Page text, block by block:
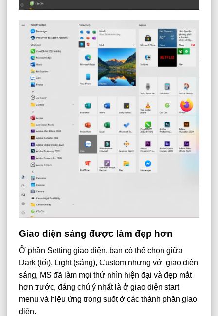
Giao diện sáng được làm đẹp hơn
Ở phần Setting giao diện, bạn có thể chọn giữa
Dark (tối), Light (sáng), Custom nhưng với giao diện
sáng, MS đã làm mọi thứ nhìn hiện đại và đẹp mắt
hơn trước, đáng chú ý nhất là ở giao diện start
menu và hiệu ứng trong suốt ở các thành phần giao
diện.